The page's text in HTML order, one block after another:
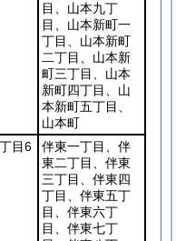
目、山本九丁
目、山本新町一
丁目、山本新町
二丁目、山本新
町三丁目、山本
新町四丁目、山
本新町五丁目、
山本町
目6
伴東一丁目、伴
東二丁目、伴東
三丁目、伴東四
丁目、伴東五丁
目、伴東六丁
目、伴東七丁